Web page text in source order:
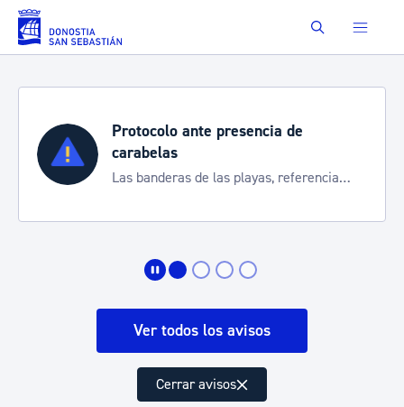
Saltar al contenido principal Buscar
Protocolo ante presencia de
carabelas
Las banderas de las playas, referencia
Ver todos los avisos
Cerrar avisos